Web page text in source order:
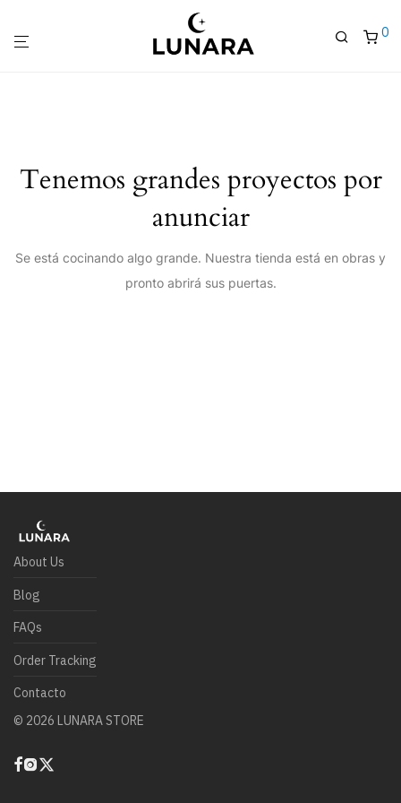
0
Tenemos grandes proyectos por
anunciar
Se está cocinando algo grande. Nuestra tienda está en obras y
pronto abrirá sus puertas.
About Us
Blog
FAQs
Order Tracking
Contacto
© 2026 LUNARA STORE